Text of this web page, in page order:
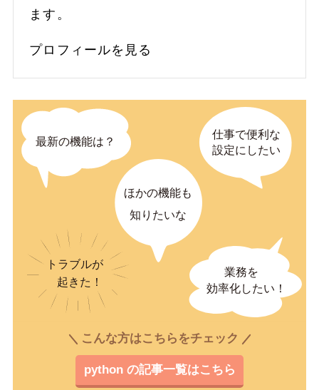
ます。
プロフィールを見る
こんな方はこちらをチェック
python の記事一覧はこちら